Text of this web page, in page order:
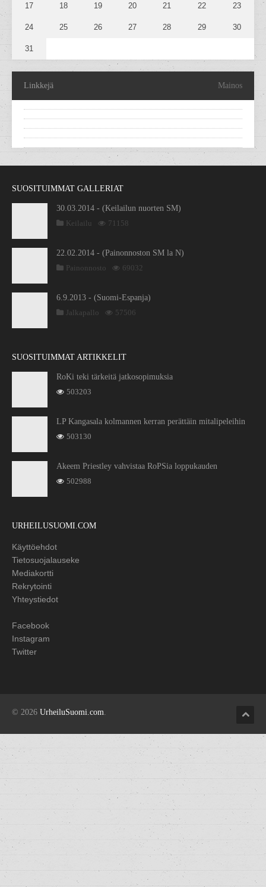
17 18 19 20 21 22 23
24 25 26 27 28 29 30
31
Linkkejä Mainos
SUOSITUIMMAT GALLERIAT
30.03.2014 - (Keilailun nuorten SM)
Keilailu
71158
22.02.2014 - (Painonnoston SM la N)
Painonnosto
69032
6.9.2013 - (Suomi-Espanja)
Jalkapallo
57506
SUOSITUIMMAT ARTIKKELIT
RoKi teki tärkeitä jatkosopimuksia
503203
LP Kangasala kolmannen kerran perättäin mitalipeleihin
503130
Akeem Priestley vahvistaa RoPSia loppukauden
502988
URHEILUSUOMI.COM
Käyttöehdot
Tietosuojalauseke
Mediakortti
Rekrytointi
Yhteystiedot
Facebook
Instagram
Twitter
© 2026 UrheiluSuomi.com